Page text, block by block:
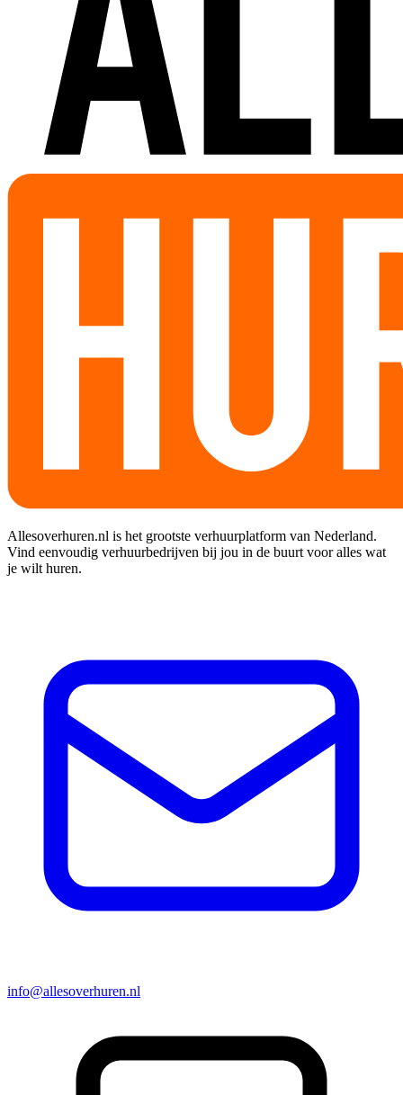
Allesoverhuren.nl is het grootste verhuurplatform van Nederland.
Vind eenvoudig verhuurbedrijven bij jou in de buurt voor alles wat
je wilt huren.
info@allesoverhuren.nl